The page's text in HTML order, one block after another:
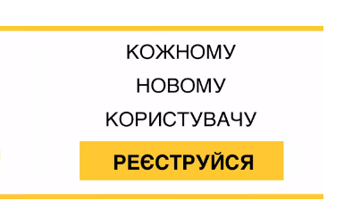
Soft stretch
1796 грн.